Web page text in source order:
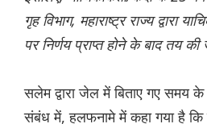
गृह विभाग, महाराष्ट्र राज्य द्वारा
पर निर्णय प्राप्त होने के बाद तय की
सलेम द्वारा जेल में बिताए गए समय
संबंध में, हलफनामे में कहा गया है